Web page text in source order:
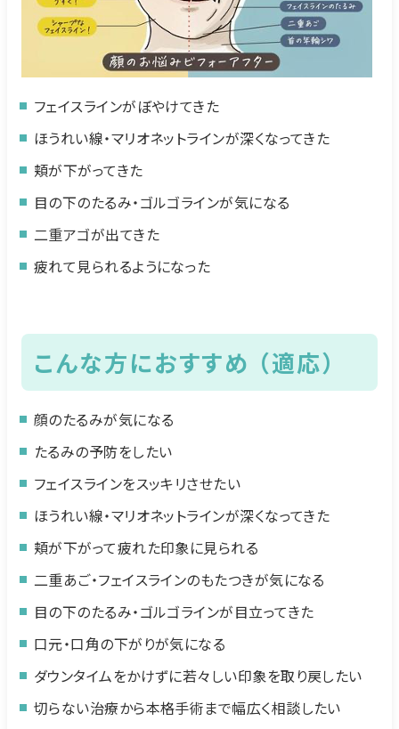
フェイスラインがぼやけてきた
ほうれい線・マリオネットラインが深くなってきた
頬が下がってきた
目の下のたるみ・ゴルゴラインが気になる
二重アゴが出てきた
疲れて見られるようになった
こんな方におすすめ （適応）
顔のたるみが気になる
たるみの予防をしたい
フェイスラインをスッキリさせたい
ほうれい線・マリオネットラインが深くなってきた
頬が下がって疲れた印象に見られる
二重あご・フェイスラインのもたつきが気になる
目の下のたるみ・ゴルゴラインが目立ってきた
口元・口角の下がりが気になる
ダウンタイムをかけずに若々しい印象を取り戻したい
切らない治療から本格手術まで幅広く相談したい